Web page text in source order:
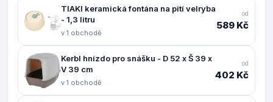
TIAKI keramická fontána na pití velryba
- 1,3 litru
v 1 obchodě
od
589 Kč
Kerbl hnízdo pro snášku - D 52 x Š 39 x
V 39 cm
v 1 obchodě
od
402 Kč